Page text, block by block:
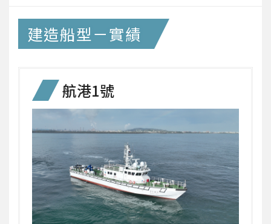
建造船型－實績
航港1號